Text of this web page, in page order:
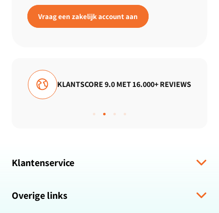
Vraag een zakelijk account aan
REVIEWS GRATIS VERZENDING
Klantenservice
Algemene voorwaarden
Overige links